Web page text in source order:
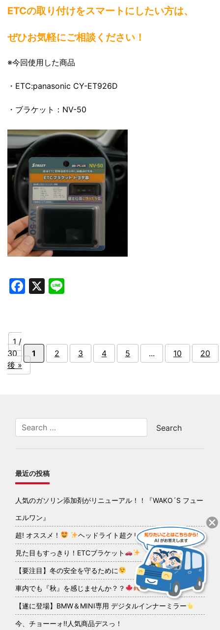
ETCの取り付けをスマートにしたい方は、
ぜひお気軽にご相談ください！
※今回使用した商品
・ETC:panasonic CY-ET926D
・ブラケット：NV-50
Facebook
X
1 /
30
1 2 3 4 5 ... 10
20
後 »
最近の投稿
人気のガソリン添加剤がリニューアル！！『WAKO´S フュー
エルワン』
超! オススメ！ ヘッドライト超クリアコーティング
見た目もすっきり！ETCブラケット
【要注目】冬の安全を守るために
車内でも『秋』を感じませんか？？
【遂に登場】BMW＆MINI専用 デジタルインナーミラー
今、チョーーォ!!人気商品デスっ！